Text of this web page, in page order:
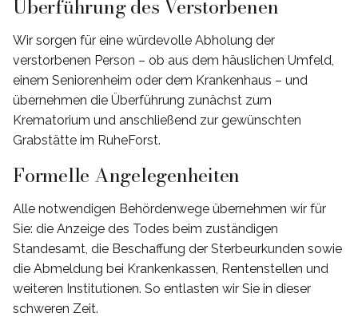
Überführung des Verstorbenen
Wir sorgen für eine würdevolle Abholung der
verstorbenen Person – ob aus dem häuslichen Umfeld,
einem Seniorenheim oder dem Krankenhaus – und
übernehmen die Überführung zunächst zum
Krematorium und anschließend zur gewünschten
Grabstätte im RuheForst.
Formelle Angelegenheiten
Alle notwendigen Behördenwege übernehmen wir für
Sie: die Anzeige des Todes beim zuständigen
Standesamt, die Beschaffung der Sterbeurkunden sowie
die Abmeldung bei Krankenkassen, Rentenstellen und
weiteren Institutionen. So entlasten wir Sie in dieser
schweren Zeit.